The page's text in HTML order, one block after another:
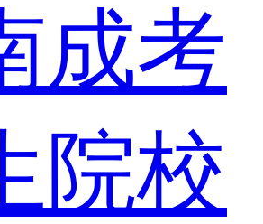
成考
院校